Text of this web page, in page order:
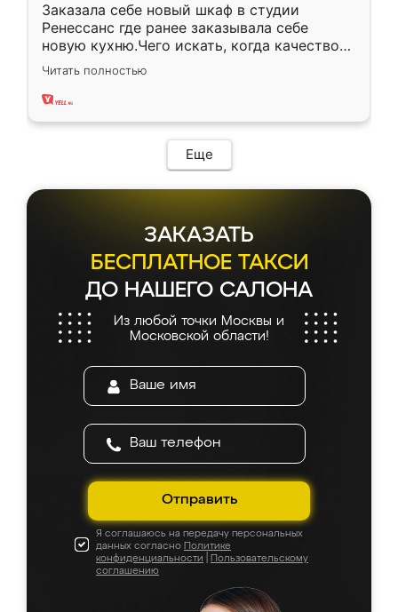
Заказала себе новый шкаф в студии
Ренессанс где ранее заказывала себе
новую кухню.Чего искать, когда качеством
вполне довольна. Служит кухня уже почти
два года, нареканий нет.
Читать полностью
Еще
ЗАКАЗАТЬ
БЕСПЛАТНОЕ ТАКСИ
ДО НАШЕГО САЛОНА
Из любой точки Москвы и
Московской области!
Отправить
Я соглашаюсь на передачу персональных
данных согласно Политике
конфиденциальности
Пользовательскому
соглашению